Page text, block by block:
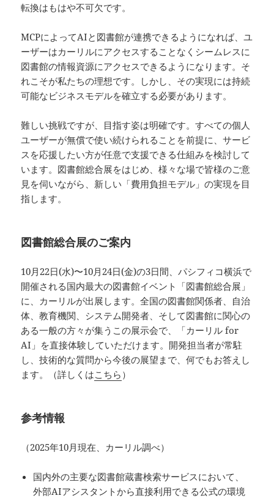
転換はもはや不可欠です。
MCPによってAIと図書館が連携できるようになれば、ユ
ーザーはカーリルにアクセスすることなくシームレスに
図書館の情報資源にアクセスできるようになります。そ
れこそが私たちの理想です。しかし、その実現には持続
可能なビジネスモデルを確立する必要があります。
難しい挑戦ですが、目指す姿は明確です。すべての個人
ユーザーが無償で使い続けられることを前提に、サービ
スを応援したい方が任意で支援できる仕組みを検討して
います。図書館総合展をはじめ、様々な場で皆様のご意
見を伺いながら、新しい「費用負担モデル」の実現を目
指します。
図書館総合展のご案内
10月22日(水)〜10月24日(金)の3日間、パシフィコ横浜で
開催される国内最大の図書館イベント「図書館総合展」
に、カーリルが出展します。全国の図書館関係者、自治
体、教育機関、システム開発者、そして図書館に関心の
ある一般の方々が集うこの展示会で、「カーリル for
AI」を直接体験していただけます。開発担当者が常駐
し、技術的な質問から今後の展望まで、何でもお答えし
ます。（詳しくはこちら ）
参考情報
（2025年10月現在、カーリル調べ）
国内外の主要な図書館蔵書検索サービスにおいて、
外部AIアシスタントから直接利用できる公式の環境